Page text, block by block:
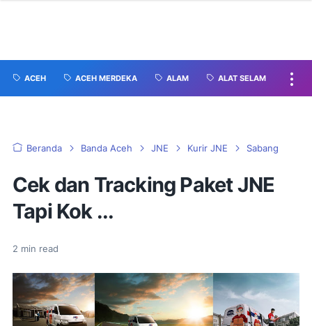
ACEH ACEH MERDEKA ALAM ALAT SELAM
Beranda Banda Aceh JNE Kurir JNE Sabang
Cek dan Tracking Paket JNE
Tapi Kok ...
2 min read